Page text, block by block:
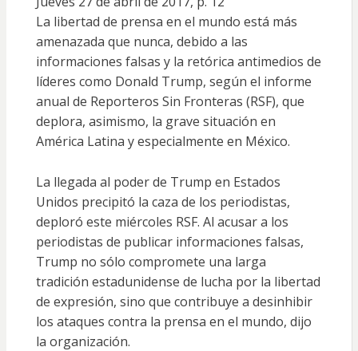
La libertad de prensa en el mundo está más
amenazada que nunca, debido a las
informaciones falsas y la retórica antimedios de
líderes como Donald Trump, según el informe
anual de Reporteros Sin Fronteras (RSF), que
deplora, asimismo, la grave situación en
América Latina y especialmente en México.
La llegada al poder de Trump en Estados
Unidos precipitó la caza de los periodistas,
deploró este miércoles RSF. Al acusar a los
periodistas de publicar informaciones falsas,
Trump no sólo compromete una larga
tradición estadunidense de lucha por la libertad
de expresión, sino que contribuye a desinhibir
los ataques contra la prensa en el mundo, dijo
la organización.